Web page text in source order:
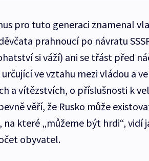
pro tuto generaci znamenal
prahnoucí po návratu
si váží) ani se třást před
ve vztahu mezi vládou a
a vítězstvích, o příslušnosti k
věří, že Rusko může
na které „můžeme být hrdi“, vidí
obyvatel.